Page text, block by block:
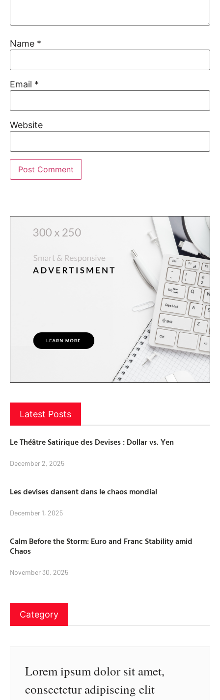
Name *
Email *
Website
Latest Posts
Le Théâtre Satirique des Devises : Dollar vs. Yen
December 2, 2025
Les devises dansent dans le chaos mondial
December 1, 2025
Calm Before the Storm: Euro and Franc Stability amid
Chaos
November 30, 2025
Category
Lorem ipsum dolor sit amet,
consectetur adipiscing elit